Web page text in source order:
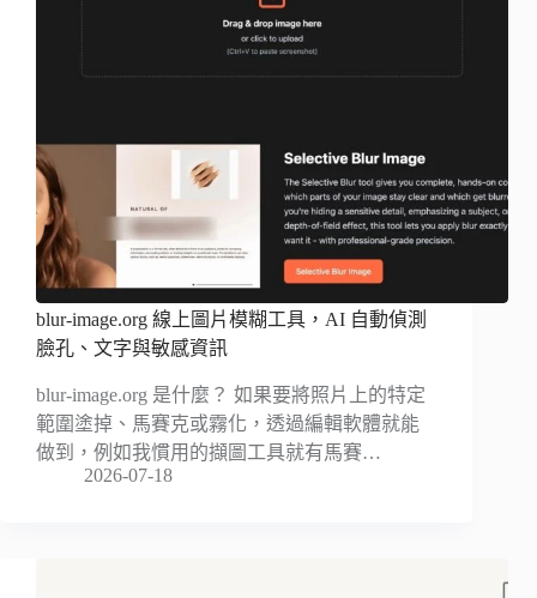
blur-image.org 線上圖片模糊工具，AI 自動偵測
臉孔、文字與敏感資訊
blur-image.org 是什麼？ 如果要將照片上的特定
範圍塗掉、馬賽克或霧化，透過編輯軟體就能
做到，例如我慣用的擷圖工具就有馬賽…
2026-07-18